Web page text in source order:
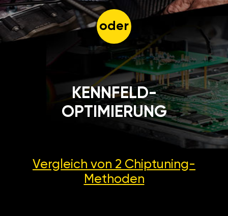
oder
KENNFELD-
OPTIMIERUNG
Vergleich von 2 Chiptuning-
Methoden